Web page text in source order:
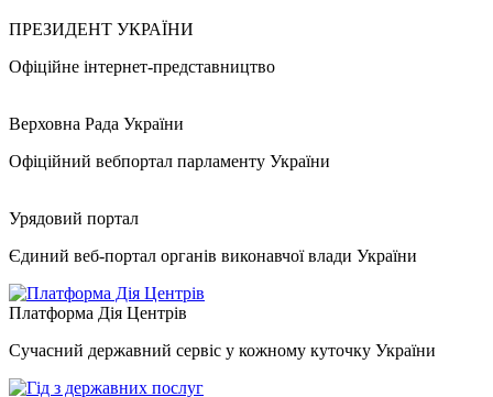
ПРЕЗИДЕНТ УКРАЇНИ
Офіційне інтернет-представництво
Верховна Рада України
Офіційний вебпортал парламенту України
Урядовий портал
Єдиний веб-портал органів виконавчої влади України
Платформа Дія Центрів
Сучасний державний сервіс у кожному куточку України